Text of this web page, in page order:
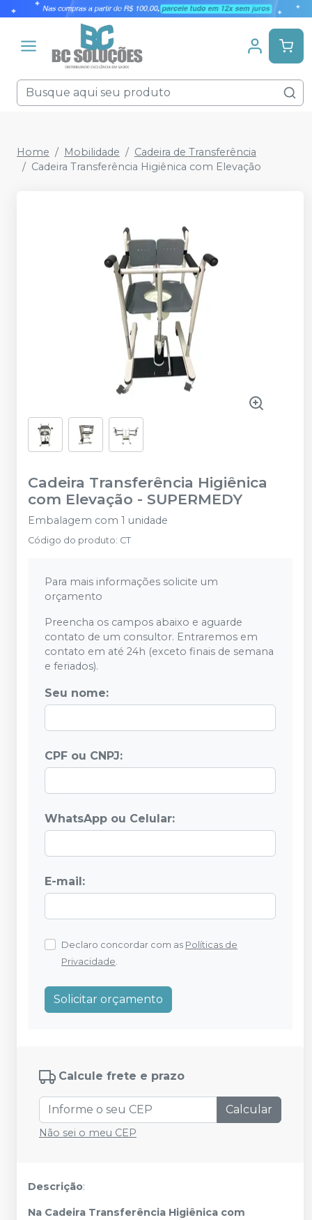
Home Mobilidade
Cadeira de Transferência
Cadeira Transferência Higiênica com Elevação
Cadeira Transferência Higiênica
com Elevação - SUPERMEDY
Embalagem com 1 unidade
Código do produto: CT
Para mais informações solicite um
orçamento
Preencha os campos abaixo e aguarde
contato de um consultor. Entraremos em
contato em até 24h (exceto finais de semana
e feriados).
Seu nome:
CPF ou CNPJ:
WhatsApp ou Celular:
E-mail:
Declaro concordar com as Políticas de
Privacidade.
Solicitar orçamento
Calcule frete e prazo
Calcular
Não sei o meu CEP
Descrição:
Na Cadeira Transferência Higiênica com